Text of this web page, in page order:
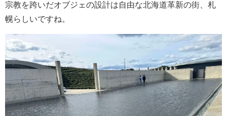
宗教を跨いだオブジェの設計は自由な北海道革新の街、札
幌らしいですね。